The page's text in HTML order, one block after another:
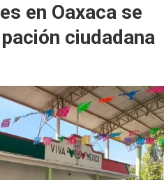
en Oaxaca se
ciudadana